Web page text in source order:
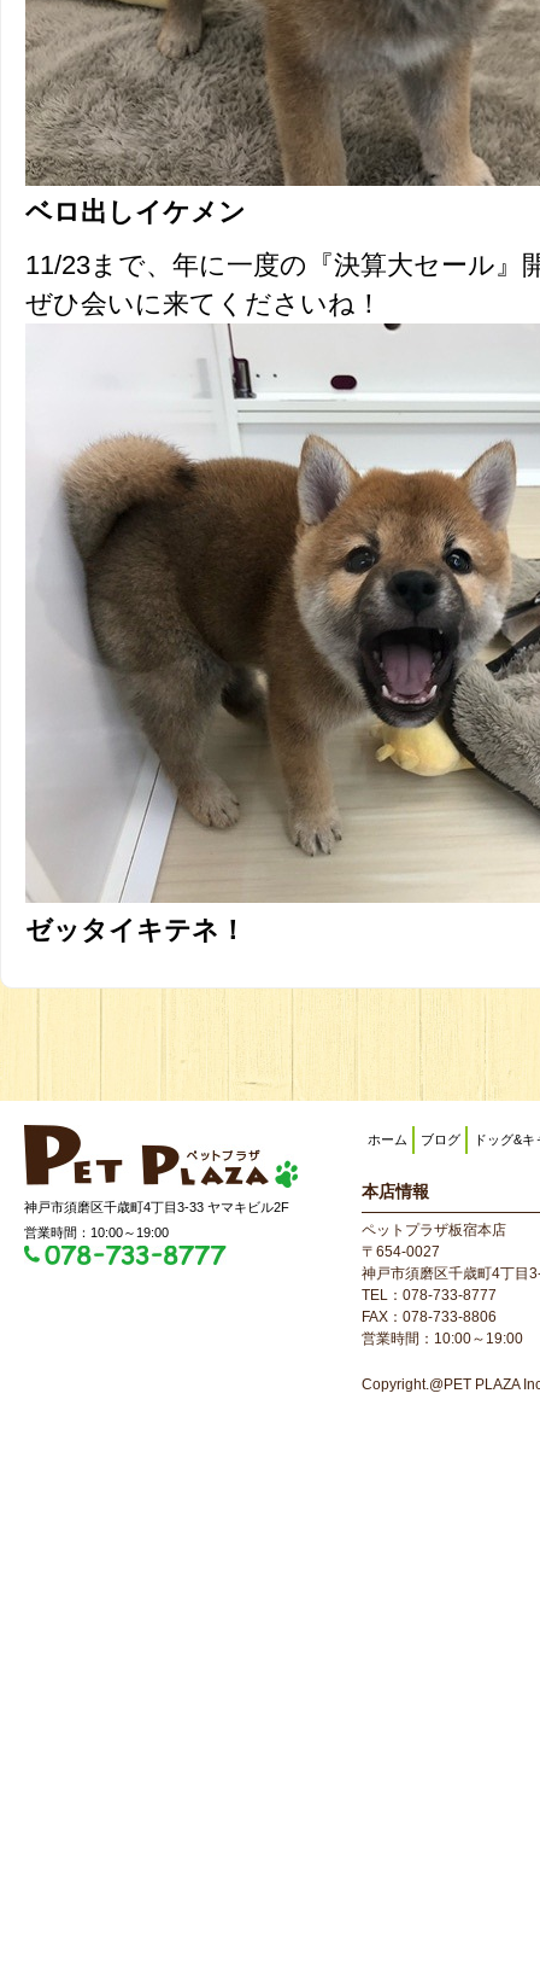
ベロ出しイケメン
11/23まで、年に一度の『決算大セール』
ぜひ会いに来てくださいね！
ゼッタイキテネ！
神戸市須磨区千歳町4丁目3-33 ヤマキビル2F
営業時間：10:00～19:00
ホーム ブログ ドッグ&キ
本店情報
ペットプラザ板宿本店
〒654-0027
神戸市須磨区千歳町4丁目
TEL：078-733-8777
FAX：078-733-8806
営業時間：10:00～19:00
Copyright.@PET PLAZA